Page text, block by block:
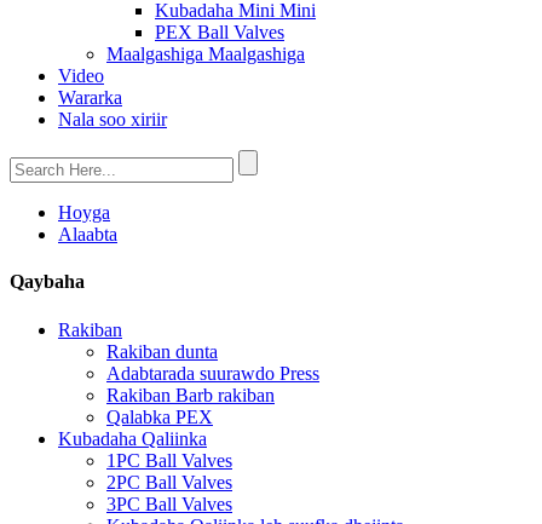
Kubadaha Mini Mini
PEX Ball Valves
Maalgashiga Maalgashiga
Video
Wararka
Nala soo xiriir
Hoyga
Alaabta
Qaybaha
Rakiban
Rakiban dunta
Adabtarada suurawdo Press
Rakiban Barb rakiban
Qalabka PEX
Kubadaha Qaliinka
1PC Ball Valves
2PC Ball Valves
3PC Ball Valves